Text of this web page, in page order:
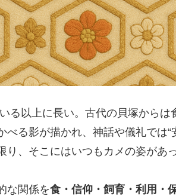
る以上に長い。古代の貝塚からは
る影が描かれ、神話や儀礼では“
、そこにはいつもカメの姿があっ
な関係を食・信仰・飼育・利用・